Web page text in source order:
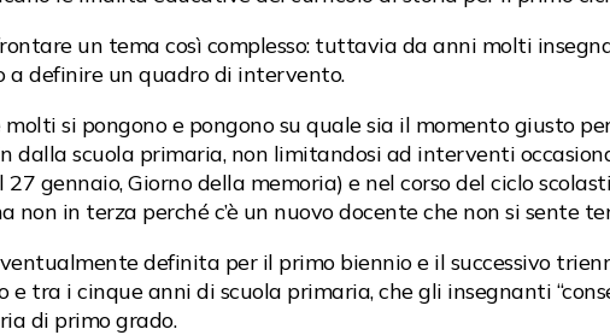
un tema così complesso: tuttavia da anni molti
definire un quadro di intervento.
si pongono e pongono su quale sia il momento giusto
dalla scuola primaria, non limitandosi ad interventi
27 gennaio, Giorno della memoria) e nel corso del ciclo
non in terza perché c’è un nuovo docente che non si sente
definita per il primo biennio e il successivo
e tra i cinque anni di scuola primaria, che gli insegnanti
di primo grado.